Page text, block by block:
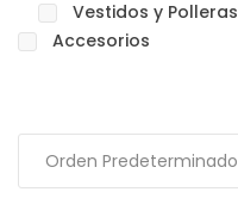
Vestidos y Polleras
Accesorios